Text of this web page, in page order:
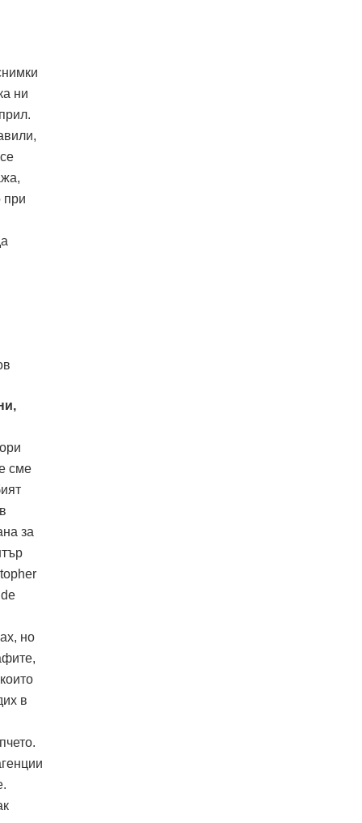
ни
при
сме
за
но
в